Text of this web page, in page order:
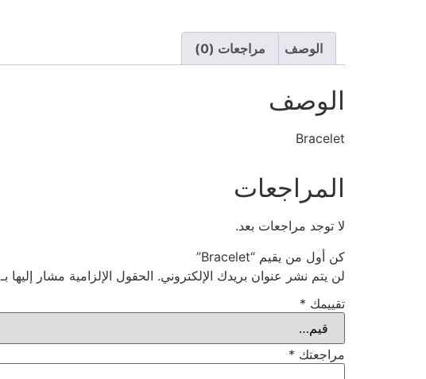
الوصف مراجعات (0)
الوصف
Bracelet
المراجعات
لا توجد مراجعات بعد.
كن أول من يقيم “Bracelet”
لن يتم نشر عنوان بريدك الإلكتروني. الحقول الإلزامية مشار إليها بـ
تقييمك *
مراجعتك *